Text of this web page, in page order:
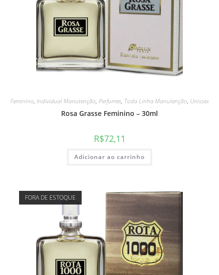
Feminino, Individual Manutenção, Perfumes, Toda Linha Manutenção, Unissex
Rosa Grasse Feminino – 30ml
R$72,11
Adicionar ao carrinho
FORA DE ESTOQUE